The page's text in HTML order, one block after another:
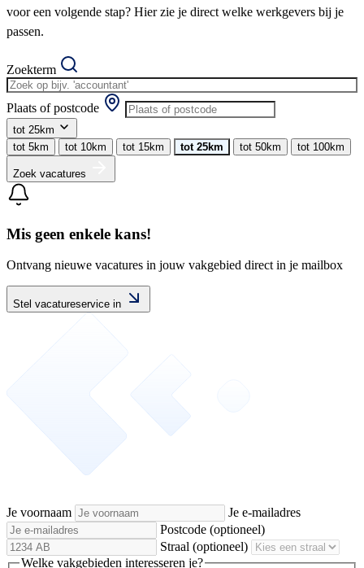
voor een volgende stap? Hier zie je direct welke werkgevers bij je
passen.
Zoekterm
Plaats of postcode
tot 25km
tot 5km
tot 10km tot 15km tot 25km tot 50km tot 100km
Zoek vacatures
Mis geen enkele kans!
Ontvang nieuwe vacatures in jouw vakgebied direct in je mailbox
Stel vacatureservice in
Je voornaam
Je e-mailadres
Postcode (optioneel)
Straal (optioneel)
Welke vakgebieden interesseren je?